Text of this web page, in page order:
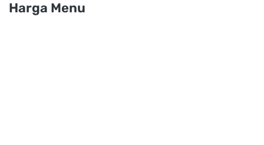
Harga Menu